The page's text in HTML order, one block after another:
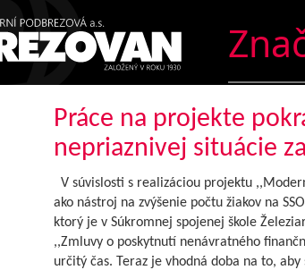
Práce na projekte
nepriaznivej situácie
V súvislosti s realizáciou projektu
ako nástroj na zvýšenie počtu žiakov na
ktorý je v Súkromnej spojenej škole
,,Zmluvy o poskytnutí nenávratného
určitý čas. Teraz je vhodná doba na to,